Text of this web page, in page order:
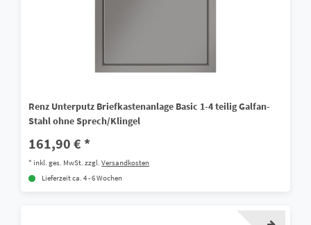
Renz Unterputz Briefkastenanlage Basic 1-4 teilig Galfan-
Stahl ohne Sprech/Klingel
161,90 € *
*inkl. ges. MwSt. zzgl.Versandkosten
Lieferzeit ca. 4 - 6 Wochen